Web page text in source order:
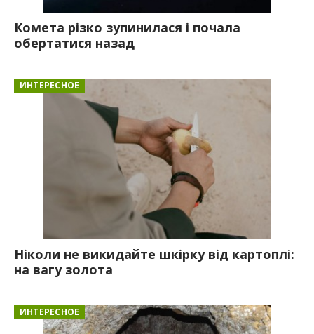
Комета різко зупинилася і почала
обертатися назад
ИНТЕРЕСНОЕ
Ніколи не викидайте шкірку від картоплі:
на вагу золота
ИНТЕРЕСНОЕ